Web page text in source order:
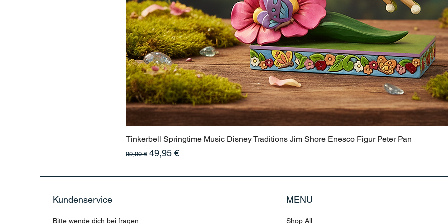
Tinkerbell Springtime Music Disney Traditions Jim Shore Enesco Figur Peter Pan
Standardpreis
99,90 € Sale-Preis
49,95 €
Kundenservice
Bitte wende dich bei fragen
MENU
Shop All